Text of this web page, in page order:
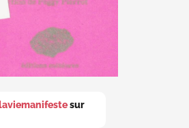
laviemanifestesur